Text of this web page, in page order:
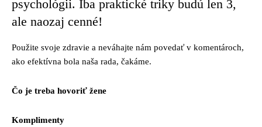
psychológii. Iba praktické triky budú len 3,
ale naozaj cenné!
Použite svoje zdravie a neváhajte nám povedať v komentároch,
ako efektívna bola naša rada, čakáme.
Čo je treba hovoriť žene
Komplimenty